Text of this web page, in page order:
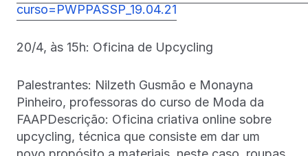
curso=PWPPASSP_19.04.21
20/4, às 15h: Oficina de Upcycling
Palestrantes: Nilzeth Gusmão e Monayna
Pinheiro, professoras do curso de Moda da
FAAPDescrição: Oficina criativa online sobre
upcycling, técnica que consiste em dar um